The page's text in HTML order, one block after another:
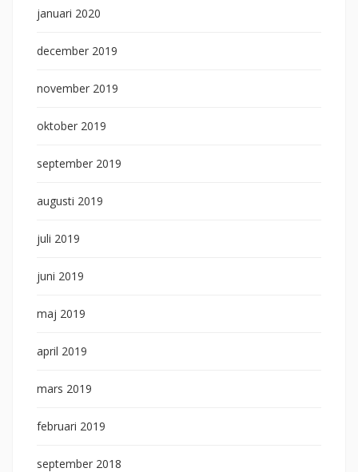
januari 2020
december 2019
november 2019
oktober 2019
september 2019
augusti 2019
juli 2019
juni 2019
maj 2019
april 2019
mars 2019
februari 2019
september 2018